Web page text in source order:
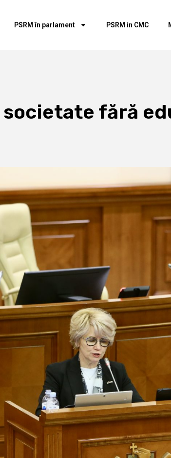
PSRM în parlament PSRM in CMC
societate fără